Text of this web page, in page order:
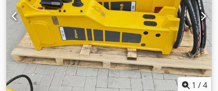
Schlagfrequenz: 330 - 680 Letzte Inspektion: 2025-12-09
Produktionsland: DE Weitere Informationen Wenden Sie
sich an Ö. Inalkac, um weitere Informationen zu erhalten.
1 /4